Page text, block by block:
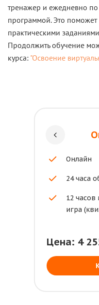
тренажер и ежедневно по
программой. Это поможет
практическими
Продолжить обучение
курса: "Освоение
Онлайн
24 часа
12 часов
игра
Цена: 4